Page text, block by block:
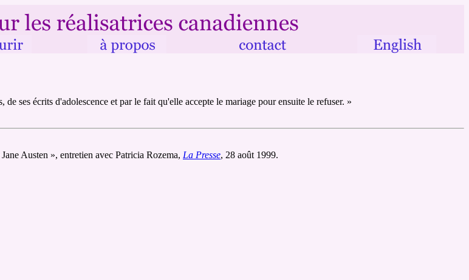
ses écrits d'adolescence et par le fait qu'elle accepte le mariage pour ensuite le refuser. »
Austen », entretien avec Patricia Rozema, La Presse, 28 août 1999.